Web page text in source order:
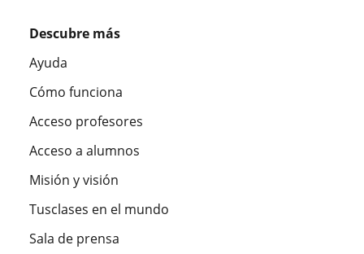
Descubre más
Ayuda
Cómo funciona
Acceso profesores
Acceso a alumnos
Misión y visión
Tusclases en el mundo
Sala de prensa